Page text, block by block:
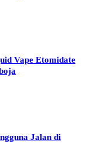
Vape Etomidate
Jalan di